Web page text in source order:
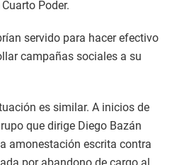
Poder.
servido para hacer efectivo
campañas sociales a su
es similar. A inicios de
que dirige Diego Bazán
amonestación escrita contra